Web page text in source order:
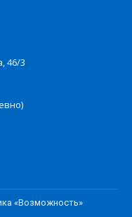
46/3
«Возможность»